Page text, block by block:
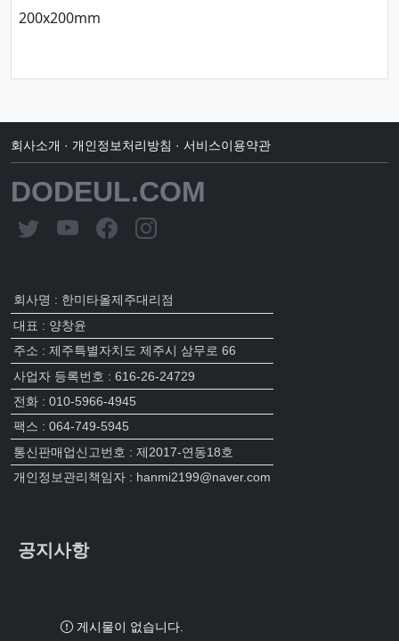
200x200mm
회사소개 · 개인정보처리방침 · 서비스이용약관
DODEUL.COM
회사명 : 한미타올제주대리점
대표 : 양창윤
주소 : 제주특별자치도 제주시 삼무로 66
사업자 등록번호 : 616-26-24729
전화 : 010-5966-4945
팩스 : 064-749-5945
통신판매업신고번호 : 제2017-연동18호
개인정보관리책임자 : hanmi2199@naver.com
공지사항
게시물이 없습니다.